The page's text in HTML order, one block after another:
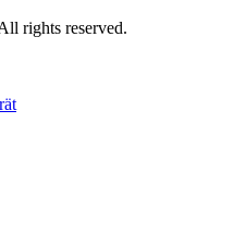
rights reserved.